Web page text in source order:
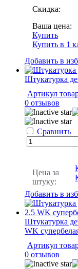
Скидка:
Ваша цена:
Купить
Купить в 1
Добавить в
Штукатурка
Артикул
0 отзывов
Сравнить
Цена за
штуку:
Добавить в
Штукатурка
WK
Артикул
0 отзывов